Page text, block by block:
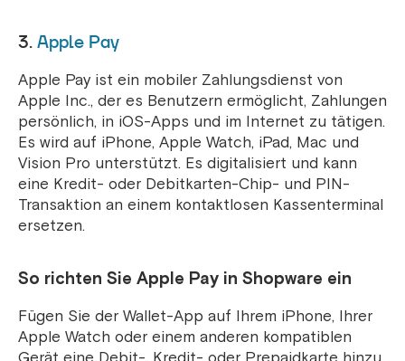
3. Apple Pay
Apple Pay ist ein mobiler Zahlungsdienst von
Apple Inc., der es Benutzern ermöglicht, Zahlungen
persönlich, in iOS-Apps und im Internet zu tätigen.
Es wird auf iPhone, Apple Watch, iPad, Mac und
Vision Pro unterstützt. Es digitalisiert und kann
eine Kredit- oder Debitkarten-Chip- und PIN-
Transaktion an einem kontaktlosen Kassenterminal
ersetzen.
So richten Sie Apple Pay in Shopware ein
Fügen Sie der Wallet-App auf Ihrem iPhone, Ihrer
Apple Watch oder einem anderen kompatiblen